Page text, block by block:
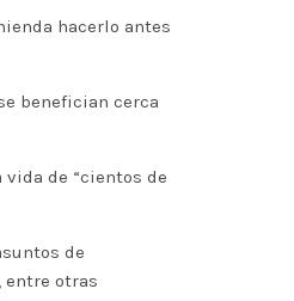
hacerlo antes
benefician cerca
de “cientos de
de
entre otras